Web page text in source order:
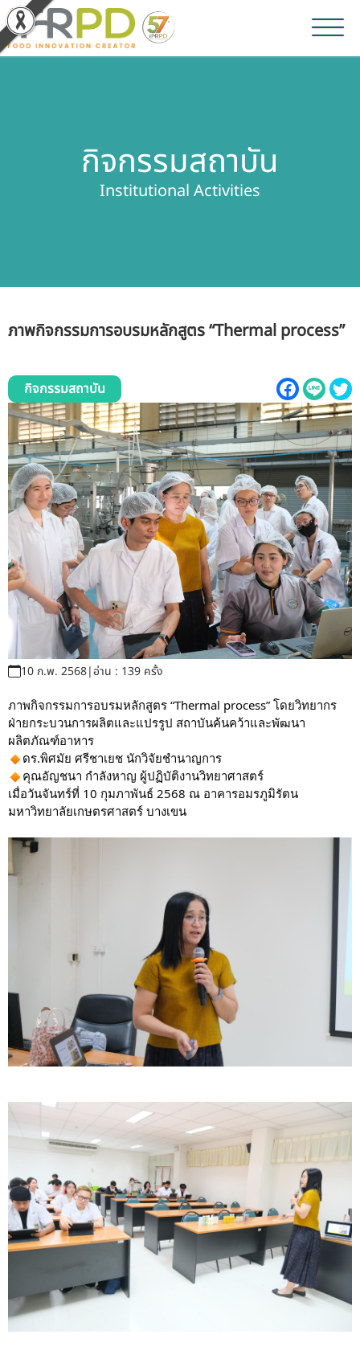
ผลิตภัณฑ์และจำหน่าย
เกี่ยวกับสถาบัน
บุคลากรสถาบัน
ระบบสารสนเทศ (ใน)
ติดต่อเรา
สายตรงผู้บริหาร
กิจกรรมสถาบัน
Institutional Activities
ภาพกิจกรรมการอบรมหลักสูตร “Thermal process”
กิจกรรมสถาบัน
10 ก.พ. 2568|อ่าน : 139 ครั้ง
ภาพกิจกรรมการอบรมหลักสูตร “Thermal process” โดยวิทยากร
ฝ่ายกระบวนการผลิตและแปรรูป สถาบันค้นคว้าและพัฒนา
ผลิตภัณฑ์อาหาร
ดร.พิศมัย ศรีชาเยช นักวิจัยชำนาญการ
คุณอัญชนา กำลังหาญ ผู้ปฏิบัติงานวิทยาศาสตร์
เมื่อวันจันทร์ที่ 10 กุมภาพันธ์ 2568 ณ อาคารอมรภูมิรัตน
มหาวิทยาลัยเกษตรศาสตร์ บางเขน